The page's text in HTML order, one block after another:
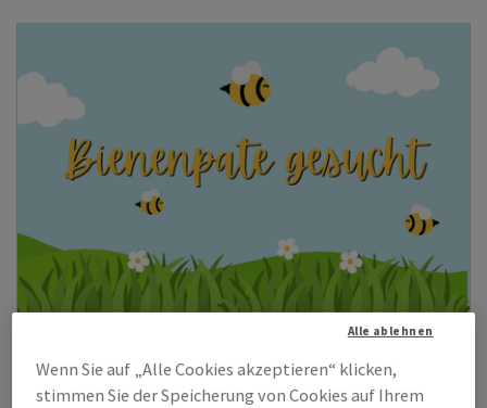
Recycling-Papiere kaufen und Bienenpate werden?
(Mehr erfahren)
Wenn Sie auf „Alle Cookies akzeptieren“ klicken,
stimmen Sie der Speicherung von Cookies auf Ihrem
Alle ablehnen